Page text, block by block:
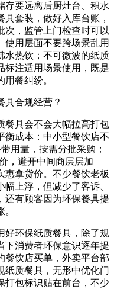
存要远离后厨灶台、积水
套装，做好入库台账，
次，监管上门检查时可以
使用层面不要跨场景乱用
水热饮；不可微波的纸质
标注适用场景使用，既是
餐纠纷。
餐具会不会大幅拉高打包
衡成本：中小型餐饮店不
用量，按需分批采购；
，避开中间商层层加
惠拿货价。不少餐饮老板
上浮，但减少了客诉、
还有顾客因为环保餐具提
好环保纸质餐具，除了规
下消费者环保意识逐年提
餐饮店买单，外卖平台部
纸质餐具，无形中优化门
打包标识贴在前台，不少